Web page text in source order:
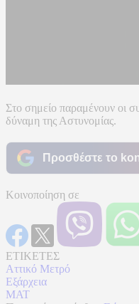
Στο σημείο παραμένουν οι
δύναμη της Αστυνομίας.
Προσθέστε το
Κοινοποίηση σε
ΕΤΙΚΕΤΕΣ
Αττικό Μετρό
Εξάρχεια
ΜΑΤ